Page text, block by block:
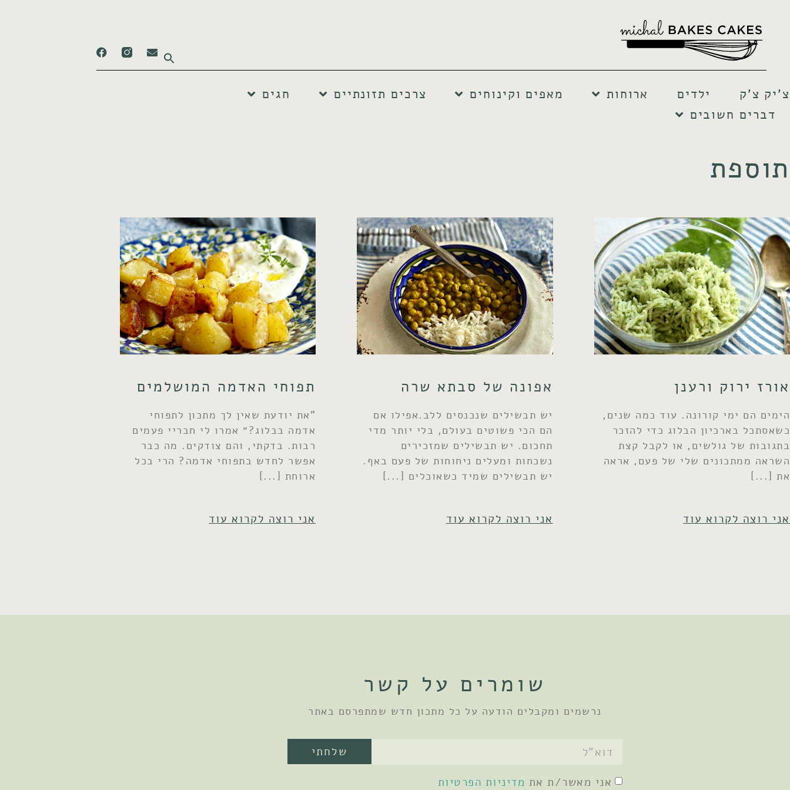
Search
for:
צ'יק צ'ק ילדים ארוחות מאפים וקינוחים צרכים תזונתיים
חגים
דברים חשובים
תוספת
אורז ירוק ורענן
הימים הם ימי קורונה. עוד כמה שנים,
כשאסתכל בארכיון הבלוג כדי להזכר
בתגובות של גולשים, או לקבל קצת
השראה ממתכונים שלי של פעם, אראה
את
אני רוצה לקרוא עוד
אפונה של סבתא שרה
יש תבשילים שנכנסים ללב.אפילו אם
הם הכי פשוטים בעולם, בלי יותר מדי
תחכום. יש תבשילים שמזכירים
נשכחות ומעלים ניחוחות של פעם באף.
יש תבשילים שמיד כשאוכלים
אני רוצה לקרוא עוד
תפוחי האדמה המושלמים
"את יודעת שאין לך מתכון לתפוחי
אדמה בבלוג?״ אמרו לי חבריי פעמים
רבות. בדקתי, והם צודקים. מה כבר
אפשר לחדש בתפוחי אדמה? הרי בכל
ארוחת
אני רוצה לקרוא עוד
שומרים על קשר
נרשמים ומקבלים הודעה על כל מתכון חדש שמתפרסם באתר
אני מאשר/ת את מדיניות הפרטיות
שלחתי